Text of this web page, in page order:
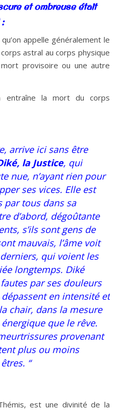
et ombreuse était
appelle généralement le
astral au corps physique
provisoire ou une autre
entraîne la mort du corps
arrive ici sans être
la Justice, qui
nue, n’ayant rien pour
ses vices. Elle est
par tous dans sa
d’abord, dégoûtante
s’ils sont gens de
mauvais, l’âme voit
qui voient les
longtemps. Diké
par ses douleurs
en intensité et
chair, dans la mesure
que le rêve.
provenant
plus ou moins
“
est une divinité de la